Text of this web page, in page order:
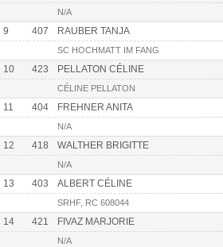
N/A
9 407 RAUBER TANJA
SC HOCHMATT IM FANG
10 423 PELLATON CÉLINE
CÉLINE PELLATON
11 404 FREHNER ANITA
N/A
12 418 WALTHER BRIGITTE
N/A
13 403 ALBERT CÉLINE
SRHF, RC 608044
14 421 FIVAZ MARJORIE
N/A